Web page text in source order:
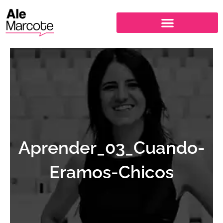
contenido
Aprender_03_Cuando-
Eramos-Chicos